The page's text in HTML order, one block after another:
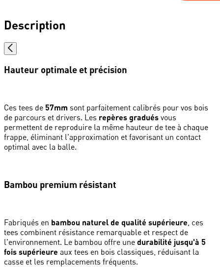
Description
Hauteur optimale et précision
Ces tees de 57mm sont parfaitement calibrés pour vos bois
de parcours et drivers. Les repères gradués vous
permettent de reproduire la même hauteur de tee à chaque
frappe, éliminant l'approximation et favorisant un contact
optimal avec la balle.
Bambou premium résistant
Fabriqués en bambou naturel de qualité supérieure , ces
tees combinent résistance remarquable et respect de
l'environnement. Le bambou offre une durabilité jusqu'à 5
fois supérieure aux tees en bois classiques, réduisant la
casse et les remplacements fréquents.